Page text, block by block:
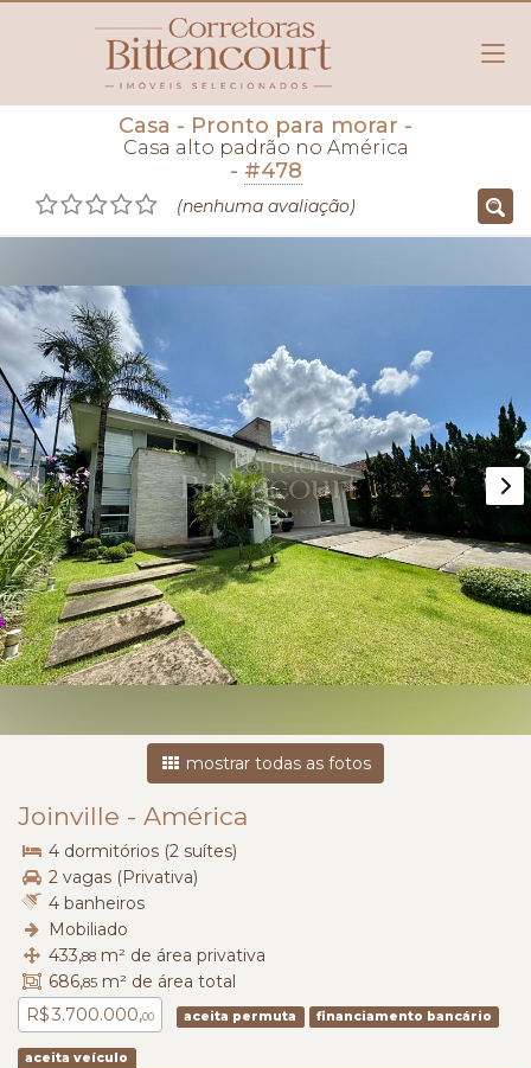
Casa - Pronto para morar -
Casa alto padrão no América
- #478
(nenhuma avaliação)
mostrar todas as fotos
Joinville - América
4 dormitórios (2 suítes)
2 vagas (Privativa)
4 banheiros
Mobiliado
433,88 m² de área privativa
686,85 m² de área total
R$ 3.700.000,00 aceita permuta financiamento bancário
aceita veículo